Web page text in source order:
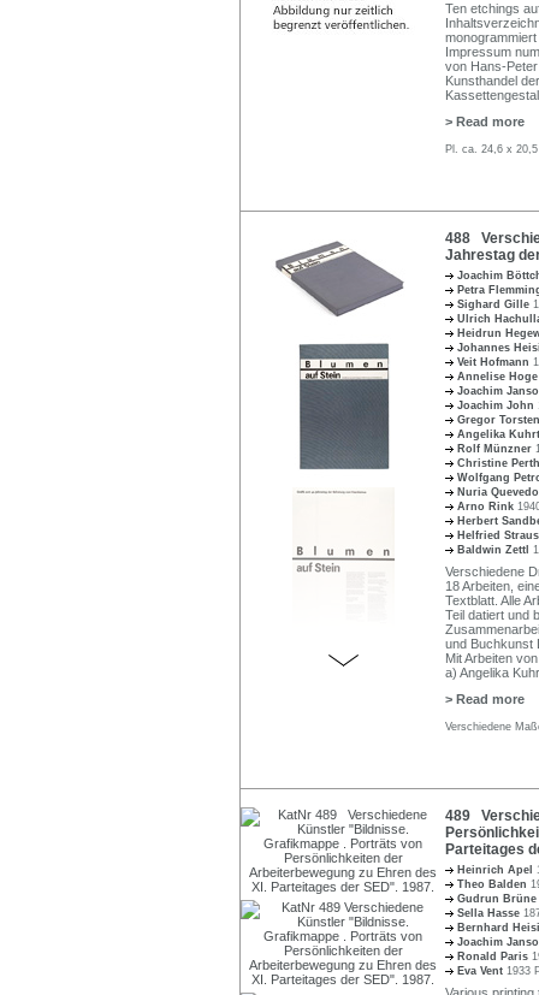
Ten etchings
Impressum
von Hans-
Kunsthandel
> Read more
Pl. ca. 24,6 x
488
Jahrestag
Joachim
Petra
Sighard Gille
Ulrich
Heidrun
Johannes
Veit Hofmann
Annelise
Joachim
Joachim John
Gregor
Angelika
Rolf Münzner
Christine
Wolfgang
Nuria
Arno Rink
Herbert
Helfried
Baldwin Zettl
Verschiedene
18 Arbeiten,
Textblatt. Alle
Teil datiert und
und Buchkunst
Mit Arbeiten
a) Angelika
> Read more
Verschiedene
489
Parteitages
Heinrich Apel
Theo Balden
Gudrun Brüne
Sella Hasse
Bernhard
Joachim
Ronald Paris
Eva Vent 1933